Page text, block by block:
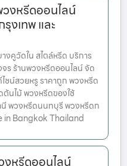
งหรีดออนไลน์
งเทพ และ
คูวัดใน สไตล์หรีด บริการ
ร ร้านพวงหรีดออนไลน์ จัด
ซน์สวยหรู ราคาถูก พวงหรีด
นไม้ พวงหรีดของใช้
พวงหรีดนนทบุรี พวงหรีดก
Bangkok Thailand
หรีดออนไลน์